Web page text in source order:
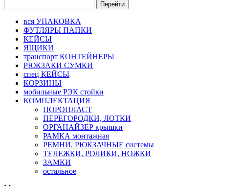
Перейти
вся УПАКОВКА
ФУТЛЯРЫ ПАПКИ
КЕЙСЫ
ЯЩИКИ
транспорт КОНТЕЙНЕРЫ
РЮКЗАКИ СУМКИ
спец КЕЙСЫ
КОРЗИНЫ
мобильные РЭК стойки
КОМПЛЕКТАЦИЯ
ПОРОПЛАСТ
ПЕРЕГОРОДКИ, ЛОТКИ
ОРГАНАЙЗЕР крышки
РАМКА монтажная
РЕМНИ, РЮКЗАЧНЫЕ системы
ТЕЛЕЖКИ, РОЛИКИ, НОЖКИ
ЗАМКИ
остальное